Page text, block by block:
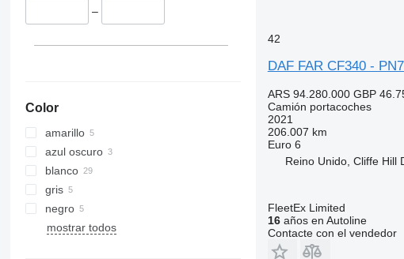
–
Color
amarillo
azul oscuro
blanco
gris
negro
mostrar todos
42
DAF FAR CF340 -
ARS 94.280.000 GBP
Camión portacoches
2021
206.007 km
Euro 6
Reino Unido, Cliffe Hill
FleetEx Limited
16años en Autoline
Contacte con el vendedor